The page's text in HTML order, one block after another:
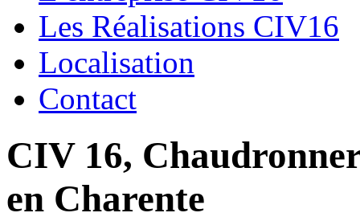
Les Réalisations CIV16
Localisation
Contact
CIV 16,
en Charente